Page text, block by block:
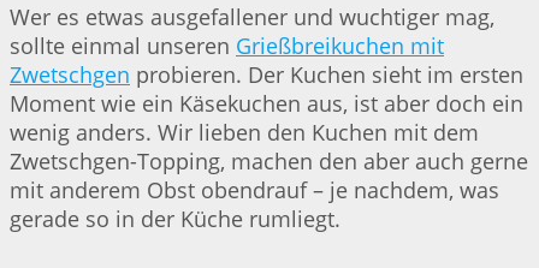
Wer es etwas ausgefallener und wuchtiger mag,
sollte einmal unseren Grießbreikuchen mit
Zwetschgen probieren. Der Kuchen sieht im ersten
Moment wie ein Käsekuchen aus, ist aber doch ein
wenig anders. Wir lieben den Kuchen mit dem
Zwetschgen-Topping, machen den aber auch gerne
mit anderem Obst obendrauf – je nachdem, was
gerade so in der Küche rumliegt.